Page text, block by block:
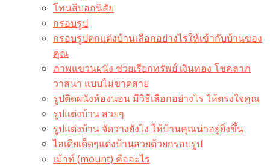
โทนสีบอกนิสัย
กรอบรูป
กรอบรูปตกแต่งบ้านเลือกอย่างไรให้เข้ากับบ้านของ
คุณ
ภาพแขวนผนัง ช่วยเรียกทรัพย์ เงินทอง โชคลาภ
วาสนา แบบไม่ขาดสาย
รูปติดผนังห้องนอน มีวิธีเลือกอย่างไร ให้ตรงใจคุณ
รูปแต่งบ้าน สวยๆ
รูปแต่งบ้าน จัดวางยังไง ให้บ้านคุณน่าอยู่ยิ่งขึ้น
ไอเดียเด็ดๆแต่งบ้านสวยด้วยกรอบรูป
เม้าท์ (mount) คืออะไร​